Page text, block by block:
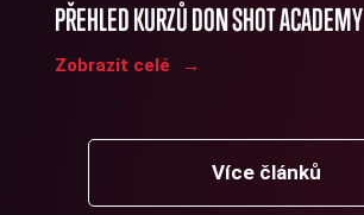
PŘEHLED KURZŮ DON SHOT ACADEMY
Zobrazit celé
Více článků